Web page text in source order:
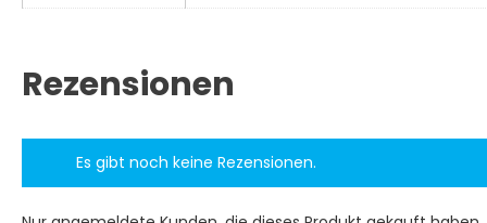
Rezensionen
Es gibt noch keine Rezensionen.